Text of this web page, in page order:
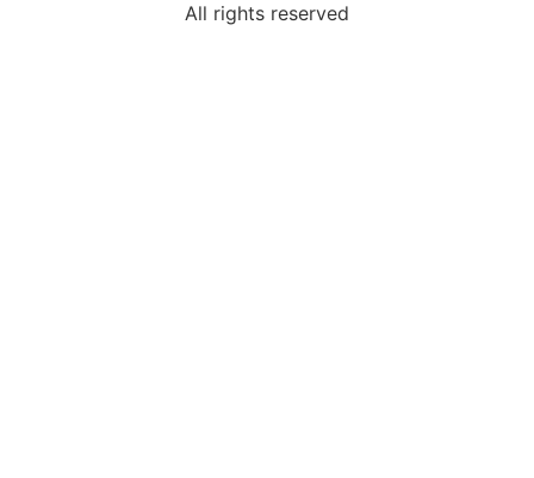
All rights reserved